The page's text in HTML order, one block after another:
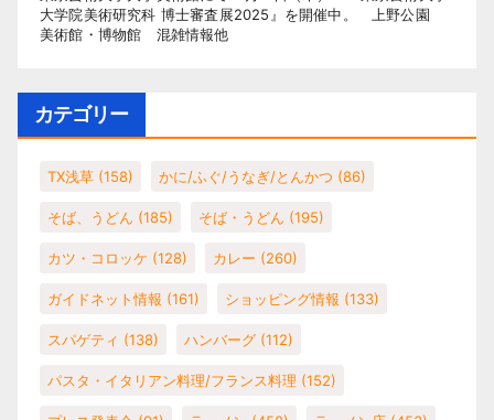
大学院美術研究科 博士審査展2025』を開催中。 上野公園
美術館・博物館 混雑情報他
カテゴリー
TX浅草 (158) かに/ふぐ/うなぎ/とんかつ (86)
そば、うどん (185) そば・うどん (195)
カツ・コロッケ (128) カレー (260)
ガイドネット情報 (161) ショッピング情報 (133)
スパゲティ (138) ハンバーグ (112)
パスタ・イタリアン料理/フランス料理 (152)